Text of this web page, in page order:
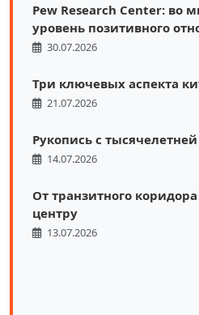
Pew Research Center: во
уровень позитивного
30.07.2026
Три ключевых аспекта
21.07.2026
Рукопись с
14.07.2026
От транзитного
центру
13.07.2026